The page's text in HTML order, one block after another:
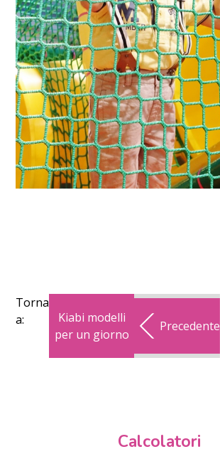
Torna
a:
Kiabi modelli
per un giorno
Precedente
Calcolatori